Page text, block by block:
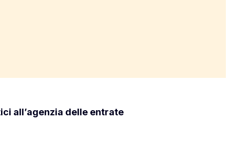
all’agenzia delle entrate